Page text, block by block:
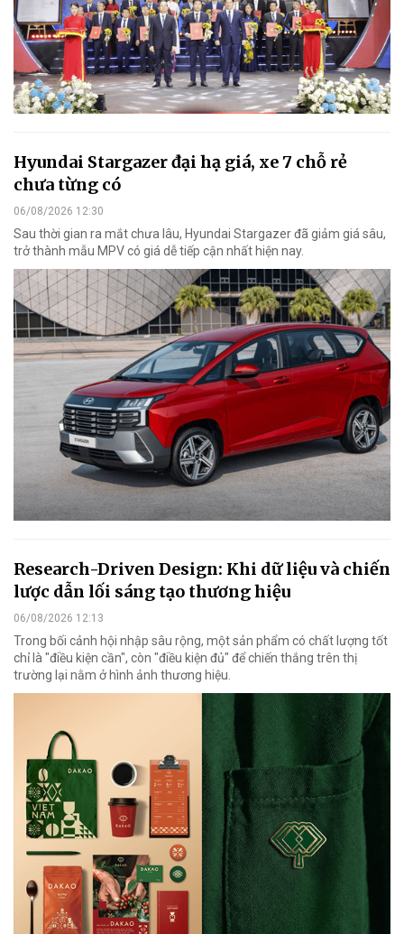
Hyundai Stargazer đại hạ giá, xe 7 chỗ rẻ
chưa từng có
06/08/2026 12:30
Sau thời gian ra mắt chưa lâu, Hyundai Stargazer đã giảm giá sâu,
trở thành mẫu MPV có giá dễ tiếp cận nhất hiện nay.
Research-Driven Design: Khi dữ liệu và chiến
lược dẫn lối sáng tạo thương hiệu
06/08/2026 12:13
Trong bối cảnh hội nhập sâu rộng, một sản phẩm có chất lượng tốt
chỉ là "điều kiện cần", còn "điều kiện đủ" để chiến thắng trên thị
trường lại nằm ở hình ảnh thương hiệu.